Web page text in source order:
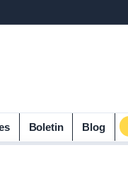
Boletin Blog